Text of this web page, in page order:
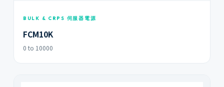
BULK & CRPS 伺服器電源
FCM10K
0 to 10000